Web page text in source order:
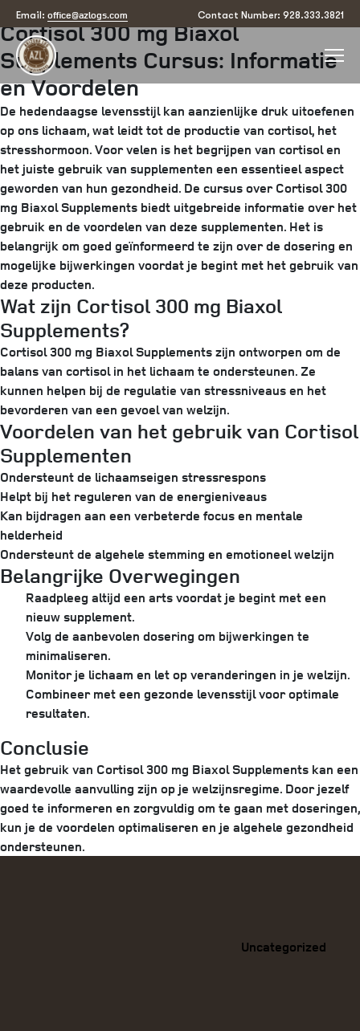
Email: office@azlogs.com Contact Number: 928.333.3821
Posted
on
July 18, 2025byarizona
Cortisol 300 mg Biaxol
Supplements Cursus: Informatie
en Voordelen
De hedendaagse levensstijl kan aanzienlijke druk uitoefenen
op ons lichaam, wat leidt tot de productie van cortisol, het
stresshormoon. Voor velen is het begrijpen van cortisol en
het juiste gebruik van supplementen een essentieel aspect
geworden van hun gezondheid. De cursus over Cortisol 300
mg Biaxol Supplements biedt uitgebreide informatie over het
gebruik en de voordelen van deze supplementen. Het is
belangrijk om goed geïnformeerd te zijn over de dosering en
mogelijke bijwerkingen voordat je begint met het gebruik van
deze producten.
Wat zijn Cortisol 300 mg Biaxol
Supplements?
Cortisol 300 mg Biaxol Supplements zijn ontworpen om de
balans van cortisol in het lichaam te ondersteunen. Ze
kunnen helpen bij de regulatie van stressniveaus en het
bevorderen van een gevoel van welzijn.
Voordelen van het gebruik van Cortisol
Supplementen
Ondersteunt de lichaamseigen stressrespons
Helpt bij het reguleren van de energieniveaus
Kan bijdragen aan een verbeterde focus en mentale
helderheid
Ondersteunt de algehele stemming en emotioneel welzijn
Belangrijke Overwegingen
Raadpleeg altijd een arts voordat je begint met een
nieuw supplement.
Volg de aanbevolen dosering om bijwerkingen te
minimaliseren.
Monitor je lichaam en let op veranderingen in je welzijn.
Combineer met een gezonde levensstijl voor optimale
resultaten.
Conclusie
Het gebruik van Cortisol 300 mg Biaxol Supplements kan een
waardevolle aanvulling zijn op je welzijnsregime. Door jezelf
goed te informeren en zorgvuldig om te gaan met doseringen,
kun je de voordelen optimaliseren en je algehele gezondheid
ondersteunen.
Uncategorized